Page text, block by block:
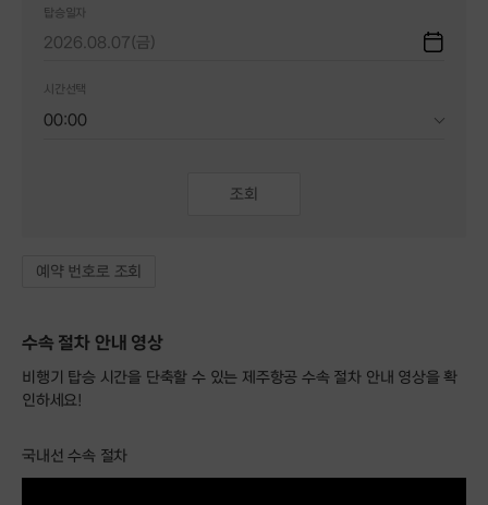
탑승일자
2026.08.07(금)
시간선택
조회
예약 번호로 조회
수속 절차 안내 영상
비행기 탑승 시간을 단축할 수 있는 제주항공 수속 절차 안내 영상을 확
인하세요!
국내선 수속 절차